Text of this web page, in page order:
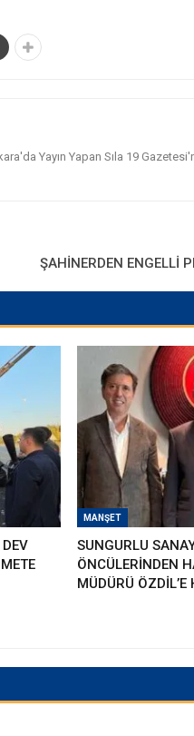
Yayın Yapan Sıla 19
ŞAHİNERDEN ENGELLİ
MANŞET
SUNGURLU
ÖNCÜLERİNDEN
MÜDÜRÜ